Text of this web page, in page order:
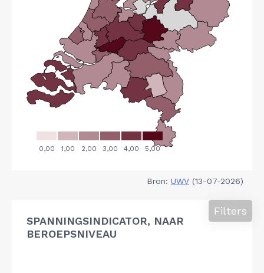
Bron: UWV (13-07-2026)
SPANNINGSINDICATOR, NAAR
BEROEPSNIVEAU
Filters